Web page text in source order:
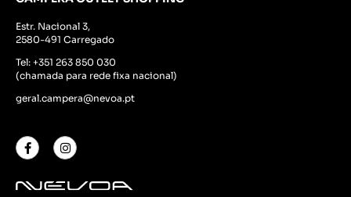
Estr. Nacional 3,
2580-491 Carregado
Tel: +351 263 850 030
(chamada para rede fixa nacional)
geral.campera@nevoa.pt